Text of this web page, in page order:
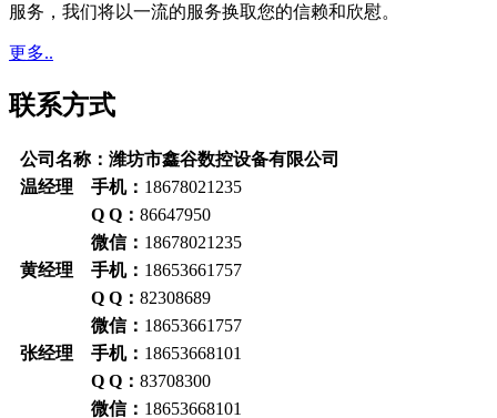
服务，我们将以一流的服务换取您的信赖和欣慰。
更多..
联系方式
公司名称：潍坊市鑫谷数控设备有限公司
温经理 手机： 18678021235
Q Q： 86647950
微信： 18678021235
黄经理 手机： 18653661757
Q Q： 82308689
微信： 18653661757
张经理 手机： 18653668101
Q Q： 83708300
微信： 18653668101